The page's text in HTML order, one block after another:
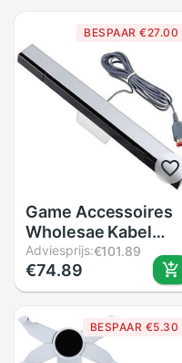
BESPAAR €27.00
Game Accessoires
Wholesae Kabel
Infrarood Ir Signaal
Ray Sensor
Bar/Ontvanger Voor
Nintend Voor Wii
Beweging Sensor
Adviesprijs:€101.89
€74.89
BESPAAR €5.30